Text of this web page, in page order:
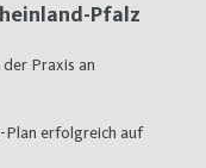
Pfalz
Praxis an
Plan erfolgreich auf